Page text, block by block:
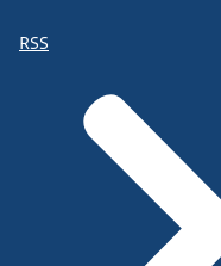
RSS